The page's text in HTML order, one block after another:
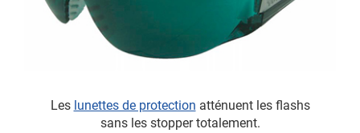
Les lunettes de protection atténuent les flashs
sans les stopper totalement.